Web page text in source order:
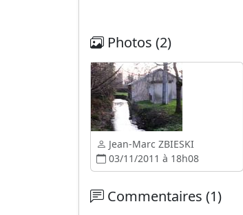
Photos (2)
Jean-Marc ZBIESKI
03/11/2011 à 18h08
Commentaires (1)